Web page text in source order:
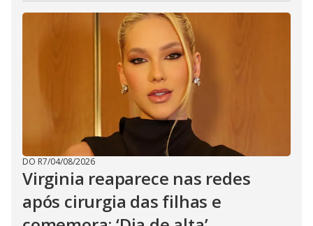
DO R7/04/08/2026
Virginia reaparece nas redes
após cirurgia das filhas e